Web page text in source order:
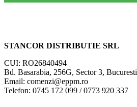
STANCOR DISTRIBUTIE SRL
CUI: RO26840494
Bd. Basarabia, 256G, Sector 3, Bucuresti
Email: comenzi@eppm.ro
Telefon: 0745 172 099 / 0773 920 337